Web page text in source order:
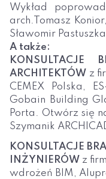
Wykład
arch.Tomasz
Sławomir
A także:
KONSULTACJE
ARCHITEKTÓW z
CEMEX Polska,
Gobain Building
Porta. Otwórz się
Szymanik
KONSULTACJE
INŻYNIERÓW z
wdrożeń BIM,